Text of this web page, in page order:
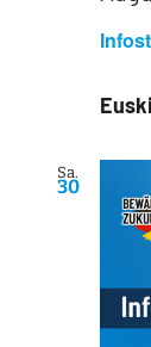
Sa.
30